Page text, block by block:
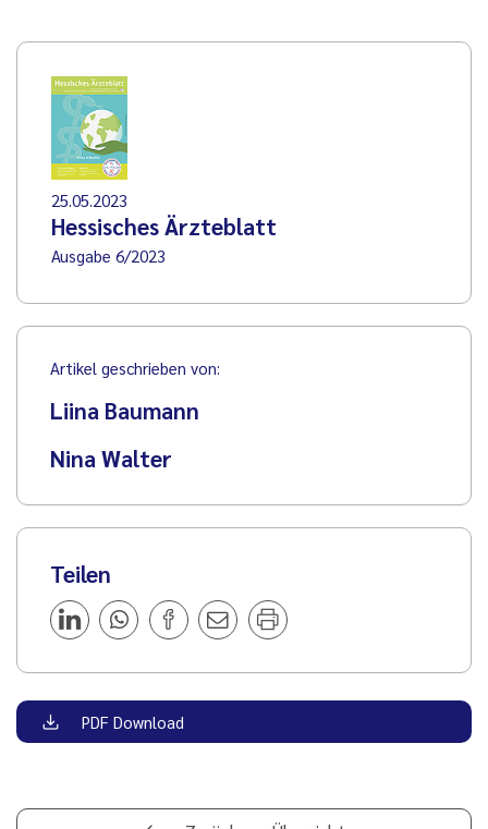
25.05.2023
Hessisches Ärzteblatt
Ausgabe 6/2023
Artikel geschrieben von:
Liina Baumann
Nina Walter
Teilen
PDF Download